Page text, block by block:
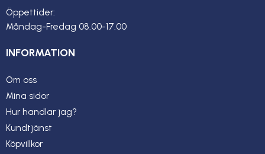
Öppettider:
Måndag-Fredag 08.00-17.00
INFORMATION
Om oss
Mina sidor
Hur handlar jag?
Kundtjänst
Köpvillkor